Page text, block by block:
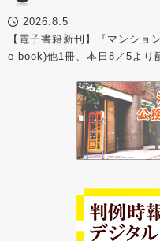
2026.8.5
【電子書籍新刊】『マンショ
e-book)他1冊、本日8／5より